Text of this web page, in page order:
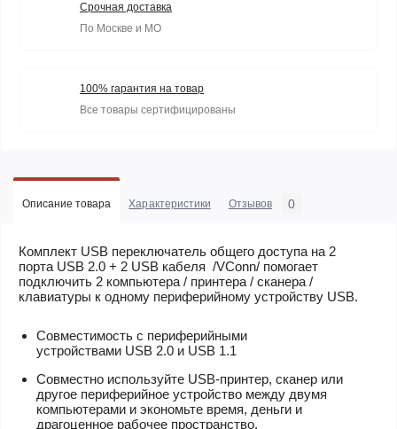
Срочная доставка
По Москве и МО
100% гарантия на товар
Все товары сертифицированы
Описание товара Характеристики Отзывов 0
Комплект USB переключатель общего доступа на 2
порта USB 2.0 + 2 USB кабеля /VConn/ помогает
подключить 2 компьютера / принтера / сканера /
клавиатуры к одному периферийному устройству USB.
Совместимость с периферийными
устройствами USB 2.0 и USB 1.1
Совместно используйте USB-принтер, сканер или
другое периферийное устройство между двумя
компьютерами и экономьте время, деньги и
драгоценное рабочее пространство.